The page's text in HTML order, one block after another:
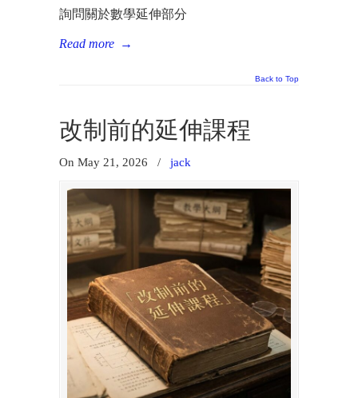
詢問關於數學延伸部分
Read more →
Back to Top
改制前的延伸課程
On May 21, 2026 / jack